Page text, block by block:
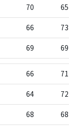
70 65
66 73
69 69
66 71
64 72
68 68